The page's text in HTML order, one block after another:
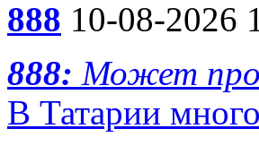
888 10-08-2026
888: Может
В Татарии